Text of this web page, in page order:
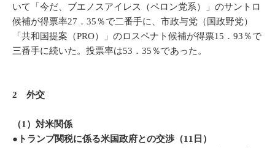
いて「今だ、ブエノスアイレス（ペロン党系）」のサントロ
候補が得票率27．35％で二番手に、市政与党（国政野党）
「共和国提案（PRO）」のロスペナト候補が得票15．93％で
三番手に続いた。投票率は53．35％であった。
2 外交
（1）対米関係
●トランプ関税に係る米国政府との交渉（11日）